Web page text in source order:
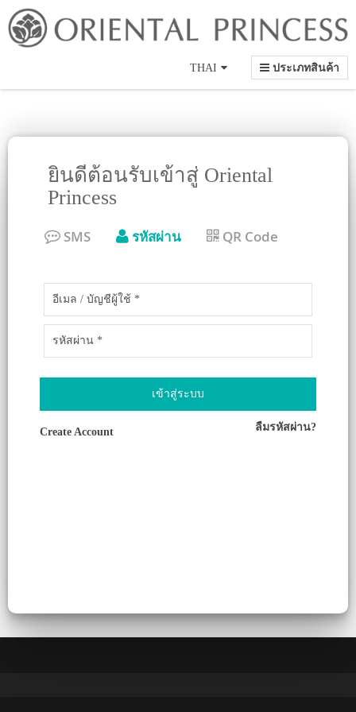
ประเภทสินค้า
THAI
ยินดีต้อนรับเข้าสู่ Oriental
Princess
SMS รหัสผ่าน QR Code
เข้าสู่ระบบ
Create Account ลืมรหัสผ่าน?